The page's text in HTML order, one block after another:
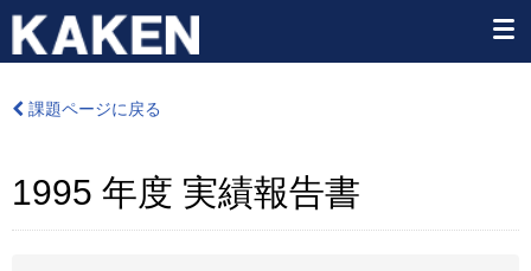
課題ページに戻る
1995 年度 実績報告書